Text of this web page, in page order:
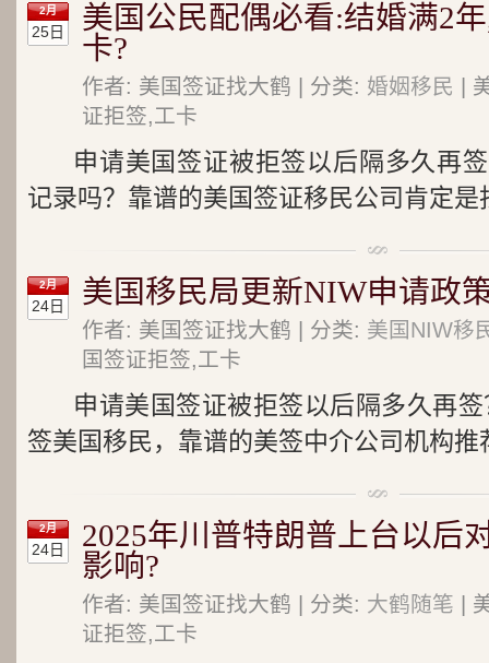
2月
25日
美国公民配偶必看:结婚满2
卡?
作者: 美国签证找大鹤 | 分类: 婚姻移民 |
证拒签,工卡
申请美国签证被拒签以后隔多久再
记录吗？靠谱的美国签证移民公司肯定
2月
24日 美国移民局更新NIW申请政
作者: 美国签证找大鹤 | 分类: 美国NIW移
国签证拒签,工卡
申请美国签证被拒签以后隔多久再
签美国移民，靠谱的美签中介公司机构
2月
24日
2025年川普特朗普上台以后
影响?
作者: 美国签证找大鹤 | 分类: 大鹤随笔 |
证拒签,工卡